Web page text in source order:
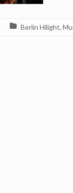
Berlin Hilight,